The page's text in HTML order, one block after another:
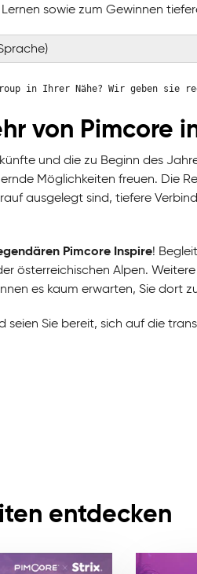
sowie zum Gewinnen
in Ihrer Nähe? Wir geben sie
von Pimcore
und die zu Beginn des
Möglichkeiten freuen. Die
ausgelegt sind, tiefere
Pimcore Inspire!
österreichischen Alpen.
es kaum erwarten, Sie dort
seien Sie bereit, sich auf die
entdecken